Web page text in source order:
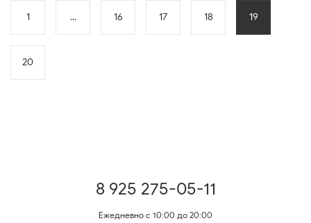
1 ... 16 17 18 19
20
8 925 275-05-11
Ежедневно с 10:00 до 20:00